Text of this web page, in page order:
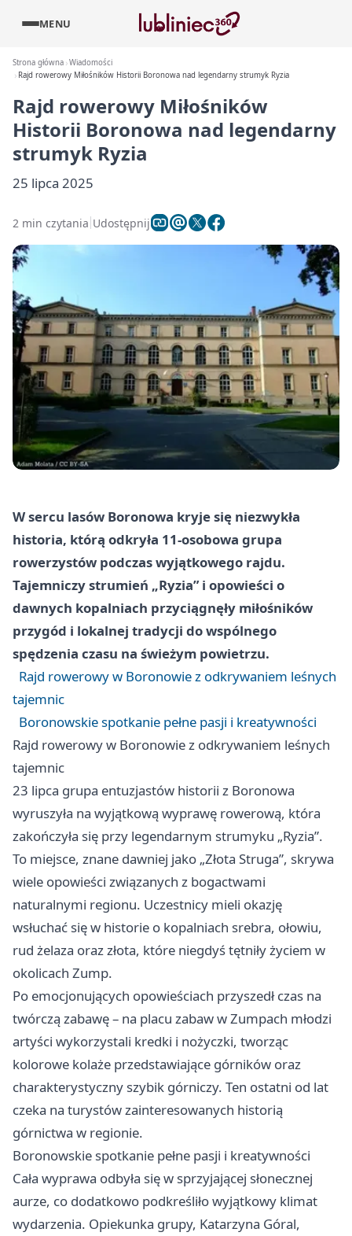
MENU
Strona główna Wiadomości
Rajd rowerowy Miłośników Historii Boronowa nad legendarny strumyk Ryzia
Rajd rowerowy Miłośników
Historii Boronowa nad legendarny
strumyk Ryzia
25 lipca 2025
2 min czytania Udostępnij
W sercu lasów Boronowa kryje się niezwykła
historia, którą odkryła 11-osobowa grupa
rowerzystów podczas wyjątkowego rajdu.
Tajemniczy strumień „Ryzia” i opowieści o
dawnych kopalniach przyciągnęły miłośników
przygód i lokalnej tradycji do wspólnego
spędzenia czasu na świeżym powietrzu.
Rajd rowerowy w Boronowie z odkrywaniem leśnych
tajemnic
Boronowskie spotkanie pełne pasji i kreatywności
Rajd rowerowy w Boronowie z odkrywaniem leśnych
tajemnic
23 lipca grupa entuzjastów historii z Boronowa
wyruszyła na wyjątkową wyprawę rowerową, która
zakończyła się przy legendarnym strumyku „Ryzia”.
To miejsce, znane dawniej jako „Złota Struga”, skrywa
wiele opowieści związanych z bogactwami
naturalnymi regionu. Uczestnicy mieli okazję
wsłuchać się w historie o kopalniach srebra, ołowiu,
rud żelaza oraz złota, które niegdyś tętniły życiem w
okolicach Zump.
Po emocjonujących opowieściach przyszedł czas na
twórczą zabawę – na placu zabaw w Zumpach młodzi
artyści wykorzystali kredki i nożyczki, tworząc
kolorowe kolaże przedstawiające górników oraz
charakterystyczny szybik górniczy. Ten ostatni od lat
czeka na turystów zainteresowanych historią
górnictwa w regionie.
Boronowskie spotkanie pełne pasji i kreatywności
Cała wyprawa odbyła się w sprzyjającej słonecznej
aurze, co dodatkowo podkreśliło wyjątkowy klimat
wydarzenia. Opiekunka grupy, Katarzyna Góral,